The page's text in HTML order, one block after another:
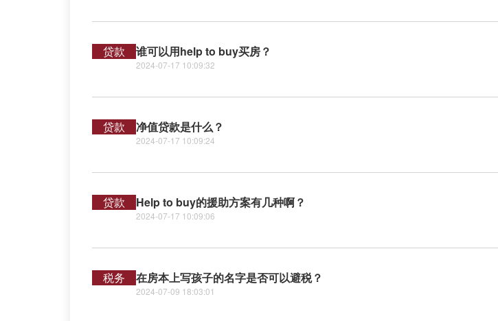
贷款 谁可以用help to buy买房？
2024-07-17 10:09:32
贷款 净值贷款是什么？
2024-07-17 10:09:24
贷款 Help to buy的援助方案有几种啊？
2024-07-17 10:09:06
税务 在房本上写孩子的名字是否可以避税？
2024-07-09 18:03:01